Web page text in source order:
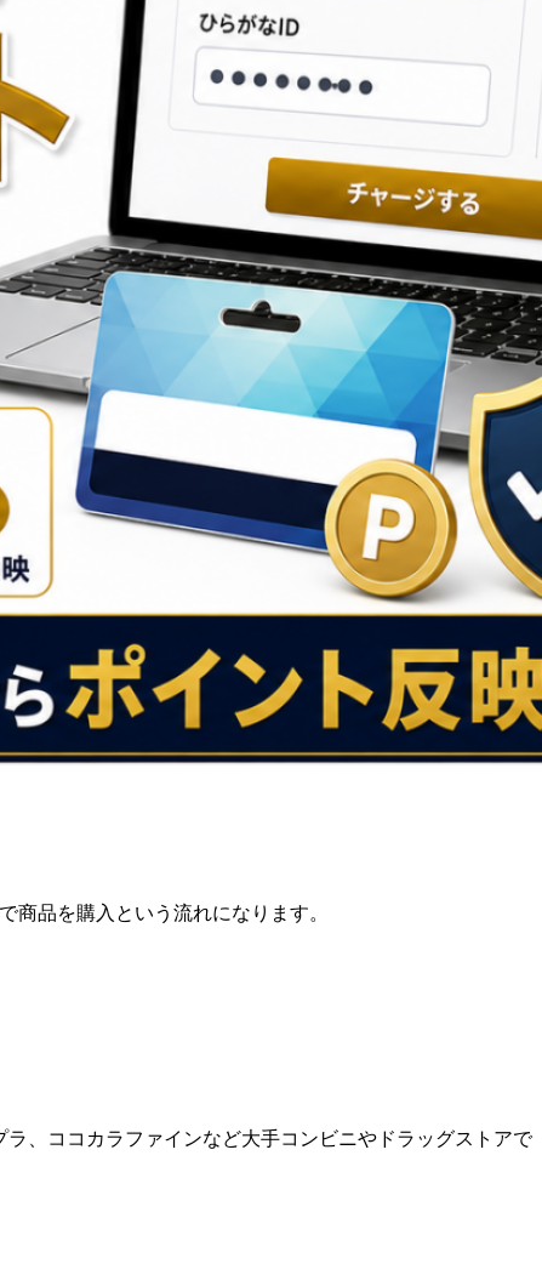
品を購入という流れになります。
、ココカラファインなど大手コンビニやドラッグストアで